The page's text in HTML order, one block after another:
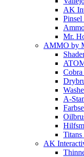
AK
Pinsel
Mr.
AMMO by
A-
AK